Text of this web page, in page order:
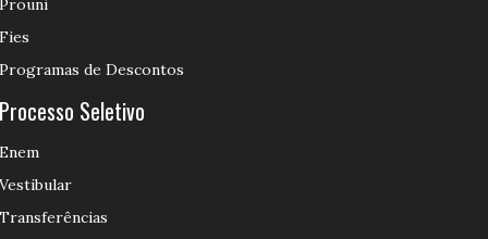
Prouni
Fies
Programas de Descontos
Processo Seletivo
Enem
Vestibular
Transferências